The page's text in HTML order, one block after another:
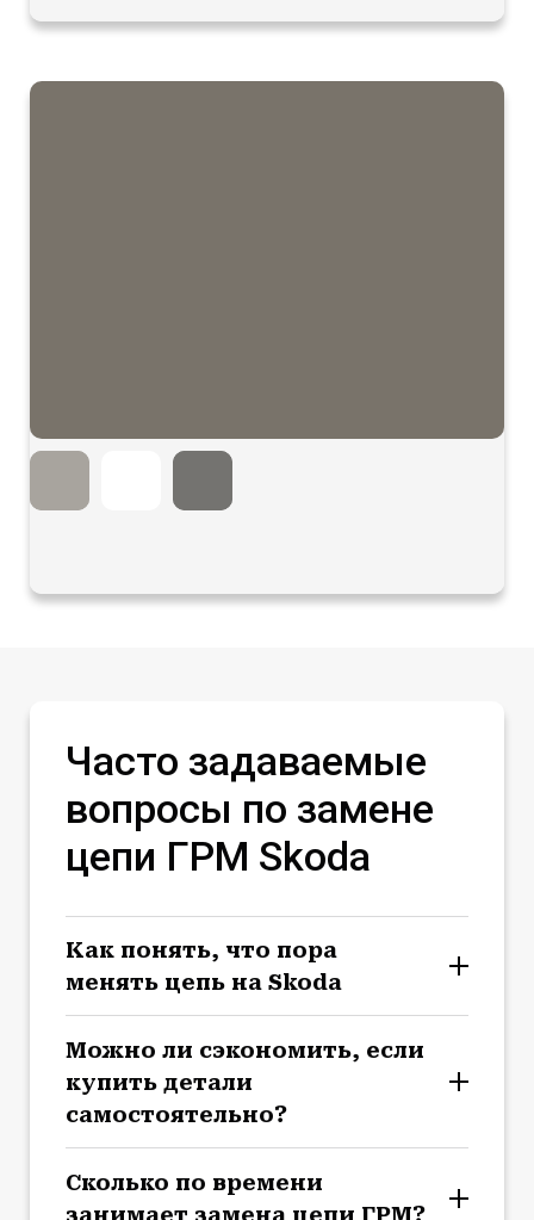
Часто задаваемые
вопросы по замене
цепи ГРМ Skoda
Как понять, что пора
менять цепь на Skoda
Можно ли сэкономить, если
купить детали
самостоятельно?
Сколько по времени
занимает замена цепи ГРМ?